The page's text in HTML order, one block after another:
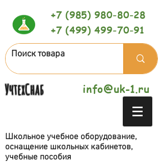
+7 (985) 980-80-28
+7 (499) 499-70-91
УчтехСнаб info@uk-1.ru
Школьное учебное оборудование,
оснащение школьных кабинетов,
учебные пособия